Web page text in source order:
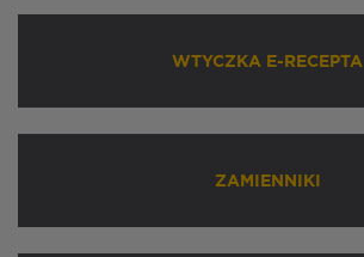
WTYCZKA E-RECEPTA
ZAMIENNIKI